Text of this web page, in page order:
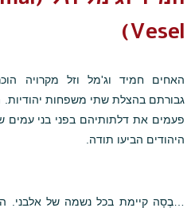
Vesel)
האחים חמיד וג'מל וזל מקרויה
גבורתם בהצלת שתי משפחות
פעמים את דלתותיהם בפני בני עמים
היהודים הביעו תודה.
…בֶסָה קיימת בכל נשמה של אלבני.